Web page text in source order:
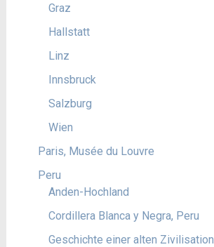
Graz
Hallstatt
Linz
Innsbruck
Salzburg
Wien
Paris, Musée du Louvre
Peru
Anden-Hochland
Cordillera Blanca y Negra, Peru
Geschichte einer alten Zivilisation